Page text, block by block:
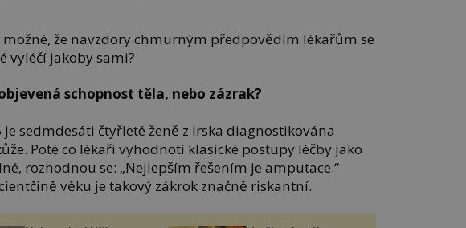
možné, že navzdory chmurným předpovědím lékařům se
vyléčí jakoby sami?
schopnost těla, nebo zázrak?
je sedmdesáti čtyřleté ženě z Irska diagnostikována
Poté co lékaři vyhodnotí klasické postupy léčby jako
rozhodnou se: „Nejlepším řešením je amputace.“
věku je takový zákrok značně riskantní.